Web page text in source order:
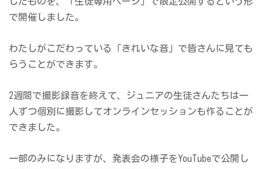
で開催しました。
わたしがこだわっている「きれいな音」で皆さんに見ても
らうことができます。
2週間で撮影録音を終えて、ジュニアの生徒さんたちは一
人ずつ個別に撮影してオンラインセッションも作ることが
できました。
一部のみになりますが、発表会の様子をYouTubeで公開し